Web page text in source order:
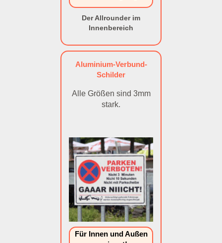
Der Allrounder im
Innenbereich
Aluminium-Verbund-
Schilder
Alle Größen sind 3mm
stark.
Für Innen und Außen